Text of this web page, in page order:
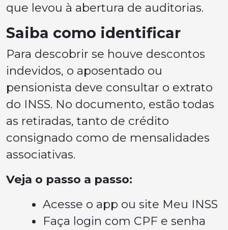
que levou à abertura de auditorias.
Saiba como identificar
Para descobrir se houve descontos
indevidos, o aposentado ou
pensionista deve consultar o extrato
do INSS. No documento, estão todas
as retiradas, tanto de crédito
consignado como de mensalidades
associativas.
Veja o passo a passo:
Acesse o app ou site Meu INSS
Faça login com CPF e senha